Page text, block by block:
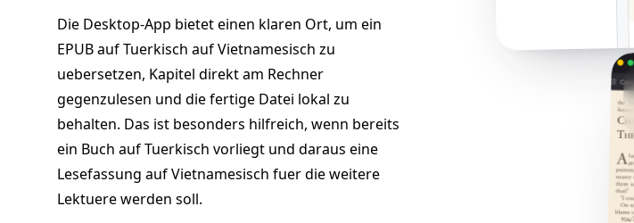
Die Desktop-App bietet einen klaren Ort, um ein
EPUB auf Tuerkisch auf Vietnamesisch zu
uebersetzen, Kapitel direkt am Rechner
gegenzulesen und die fertige Datei lokal zu
behalten. Das ist besonders hilfreich, wenn bereits
ein Buch auf Tuerkisch vorliegt und daraus eine
Lesefassung auf Vietnamesisch fuer die weitere
Lektuere werden soll.